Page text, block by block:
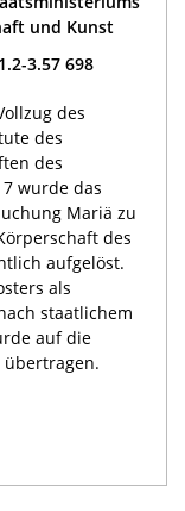
und Kunst
3.57 698
des
des
des
wurde das
Mariä zu
des
aufgelöst.
als
staatlichem
auf die
übertragen.